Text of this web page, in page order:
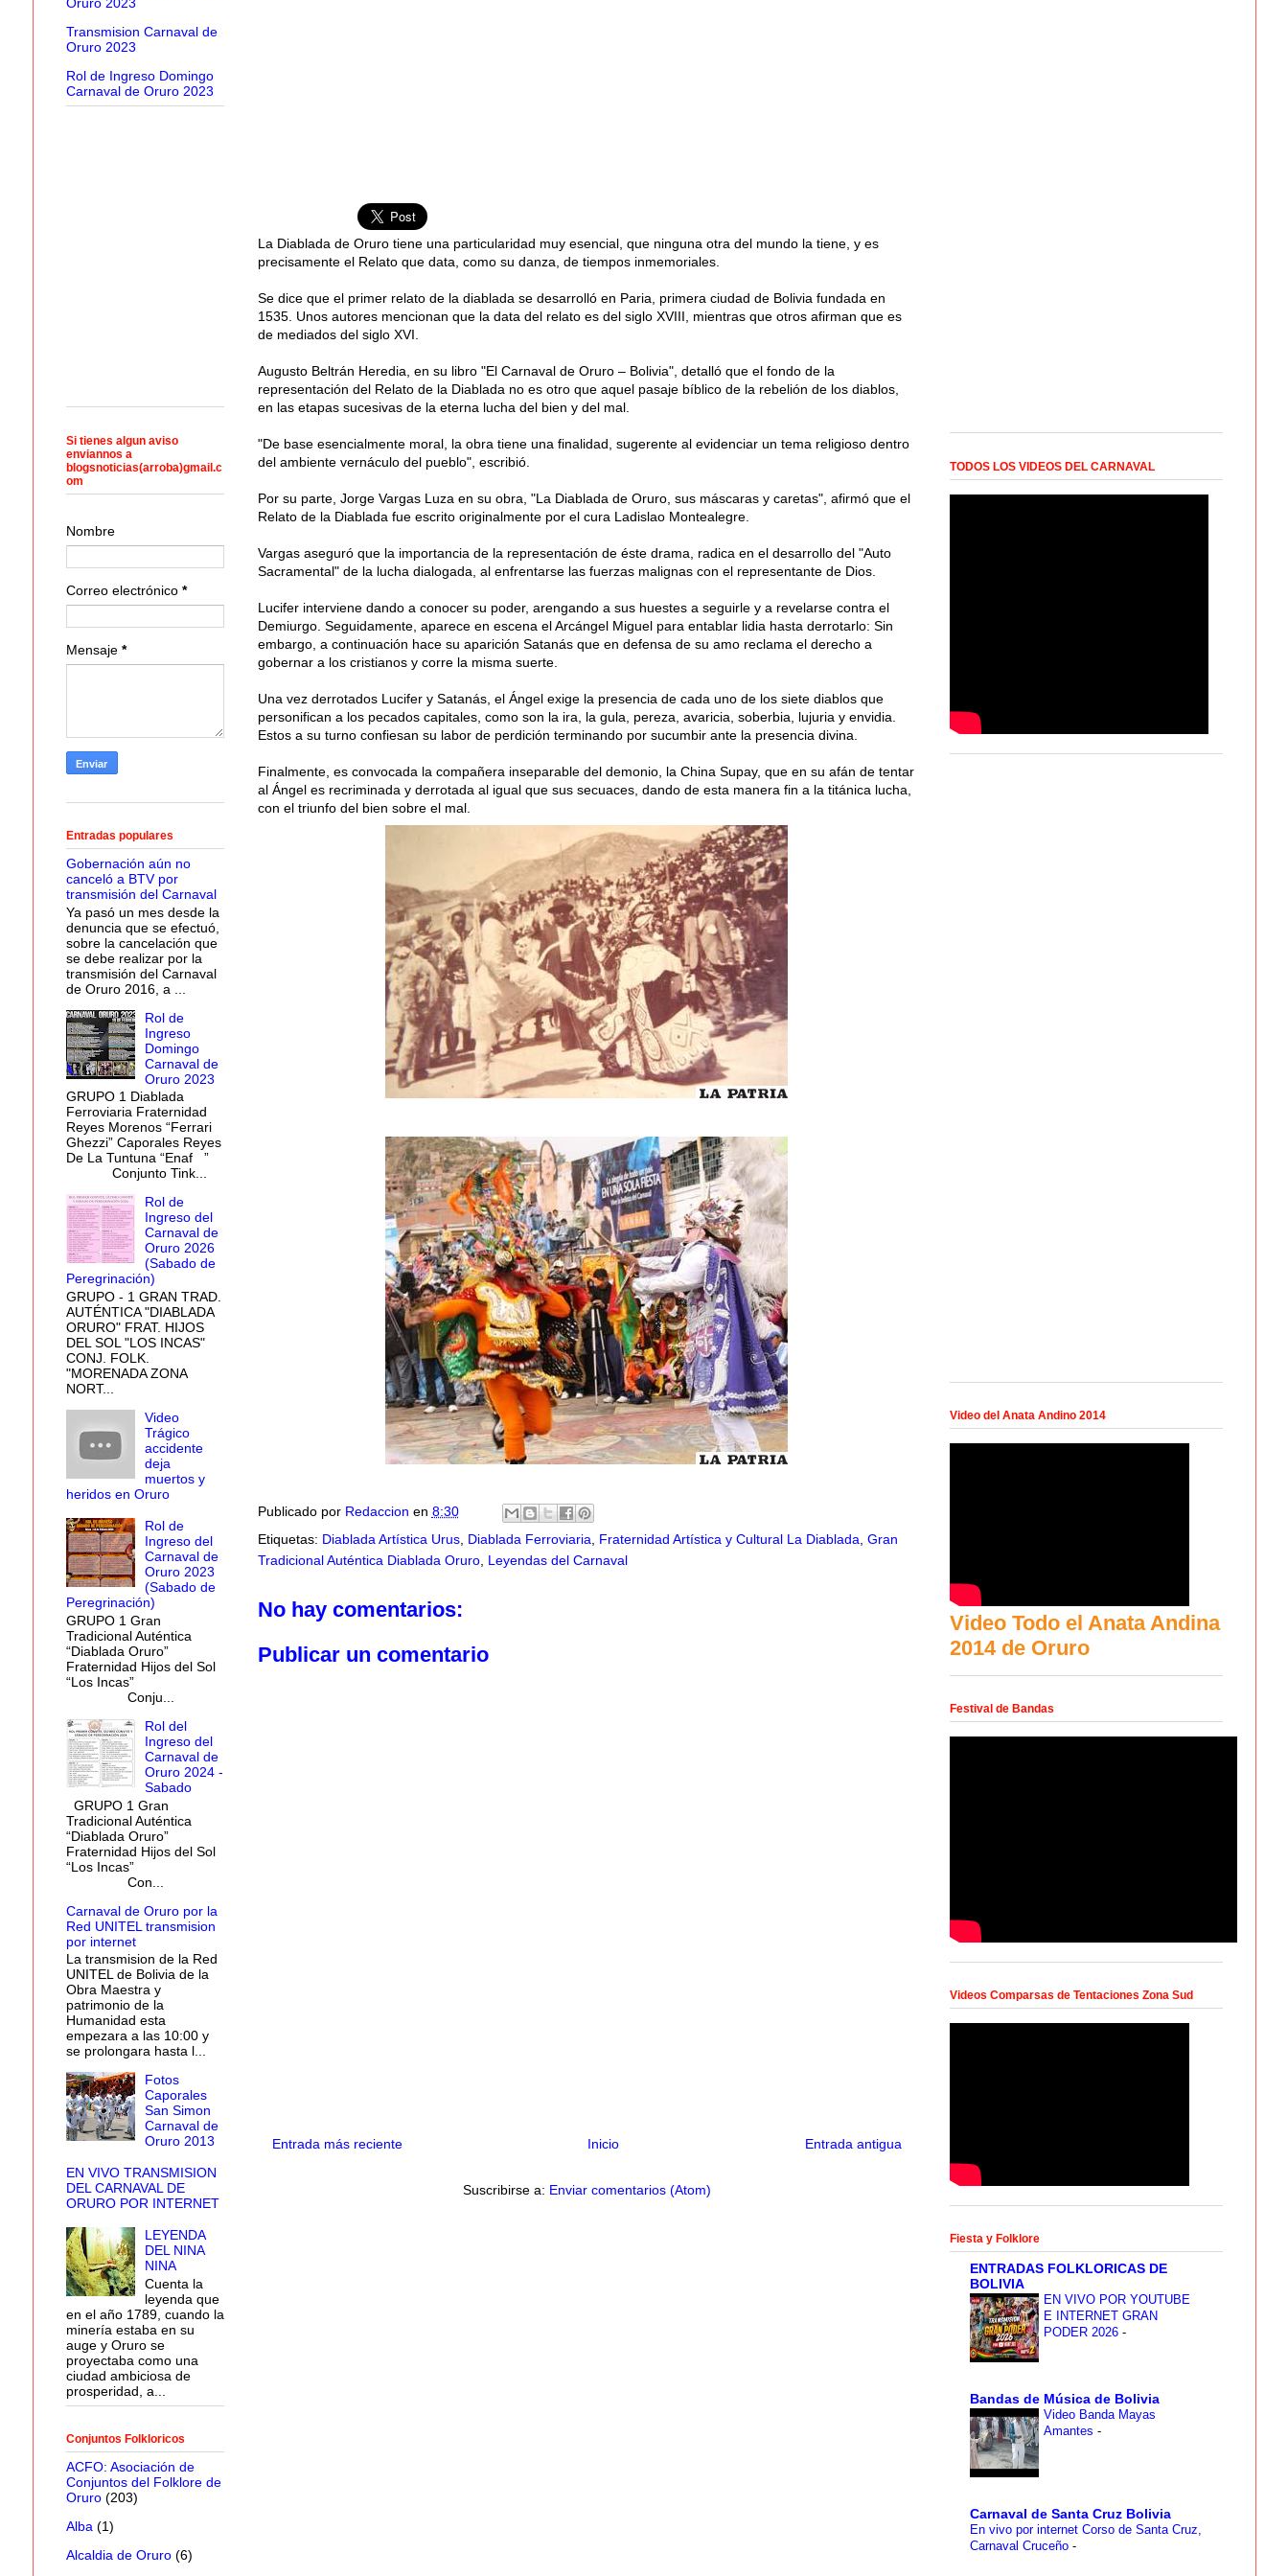
La Diablada de Oruro tiene una particularidad muy esencial, que ninguna otra del mundo la tiene, y es
precisamente el Relato que data, como su danza, de tiempos inmemoriales.
Se dice que el primer relato de la diablada se desarrolló en Paria, primera ciudad de Bolivia fundada en
1535. Unos autores mencionan que la data del relato es del siglo XVIII, mientras que otros afirman que es
de mediados del siglo XVI.
Augusto Beltrán Heredia, en su libro "El Carnaval de Oruro – Bolivia", detalló que el fondo de la
representación del Relato de la Diablada no es otro que aquel pasaje bíblico de la rebelión de los diablos,
en las etapas sucesivas de la eterna lucha del bien y del mal.
"De base esencialmente moral, la obra tiene una finalidad, sugerente al evidenciar un tema religioso dentro
del ambiente vernáculo del pueblo", escribió.
Por su parte, Jorge Vargas Luza en su obra, "La Diablada de Oruro, sus máscaras y caretas", afirmó que el
Relato de la Diablada fue escrito originalmente por el cura Ladislao Montealegre.
Vargas aseguró que la importancia de la representación de éste drama, radica en el desarrollo del "Auto
Sacramental" de la lucha dialogada, al enfrentarse las fuerzas malignas con el representante de Dios.
Lucifer interviene dando a conocer su poder, arengando a sus huestes a seguirle y a revelarse contra el
Demiurgo. Seguidamente, aparece en escena el Arcángel Miguel para entablar lidia hasta derrotarlo: Sin
embargo, a continuación hace su aparición Satanás que en defensa de su amo reclama el derecho a
gobernar a los cristianos y corre la misma suerte.
Una vez derrotados Lucifer y Satanás, el Ángel exige la presencia de cada uno de los siete diablos que
personifican a los pecados capitales, como son la ira, la gula, pereza, avaricia, soberbia, lujuria y envidia.
Estos a su turno confiesan su labor de perdición terminando por sucumbir ante la presencia divina.
Finalmente, es convocada la compañera inseparable del demonio, la China Supay, que en su afán de tentar
al Ángel es recriminada y derrotada al igual que sus secuaces, dando de esta manera fin a la titánica lucha,
con el triunfo del bien sobre el mal.
Publicado por Redaccion en 8:30
Etiquetas: Diablada Artística Urus, Diablada Ferroviaria Fraternidad Artística y Cultural La Diablada Gran
Tradicional Auténtica Diablada Oruro, Leyendas del Carnaval
No hay comentarios:
Publicar un comentario
Entrada más reciente Entrada antigua
Inicio
Suscribirse a: Enviar comentarios (Atom)
Oruro 2023
Transmision Carnaval de
Oruro 2023
Rol de Ingreso Domingo
Carnaval de Oruro 2023
Si tienes algun aviso
enviannos a
blogsnoticias(arroba)gmail.c
om
Nombre
Correo electrónico *
Mensaje *
Entradas populares
Gobernación aún no
canceló a BTV por
transmisión del Carnaval
Ya pasó un mes desde la
denuncia que se efectuó,
sobre la cancelación que
se debe realizar por la
transmisión del Carnaval
de Oruro 2016, a ...
Rol de
Ingreso
Domingo
Carnaval de
Oruro 2023
GRUPO 1 Diablada
Ferroviaria Fraternidad
Reyes Morenos “Ferrari
Ghezzi” Caporales Reyes
De La Tuntuna “Enaf ”
Conjunto Tink...
Rol de
Ingreso del
Carnaval de
Oruro 2026
(Sabado de
Peregrinación)
GRUPO - 1 GRAN TRAD.
AUTÉNTICA "DIABLADA
ORURO" FRAT. HIJOS
DEL SOL "LOS INCAS"
CONJ. FOLK.
"MORENADA ZONA
NORT...
Video
Trágico
accidente
deja
muertos y
heridos en Oruro
Rol de
Ingreso del
Carnaval de
Oruro 2023
(Sabado de
Peregrinación)
GRUPO 1 Gran
Tradicional Auténtica
“Diablada Oruro”
Fraternidad Hijos del Sol
“Los Incas”
Conju...
Rol del
Ingreso del
Carnaval de
Oruro 2024 -
Sabado
GRUPO 1 Gran
Tradicional Auténtica
“Diablada Oruro”
Fraternidad Hijos del Sol
“Los Incas”
Con...
Carnaval de Oruro por la
Red UNITEL transmision
por internet
La transmision de la Red
UNITEL de Bolivia de la
Obra Maestra y
patrimonio de la
Humanidad esta
empezara a las 10:00 y
se prolongara hasta l...
Fotos
Caporales
San Simon
Carnaval de
Oruro 2013
EN VIVO TRANSMISION
DEL CARNAVAL DE
ORURO POR INTERNET
LEYENDA
DEL NINA
NINA
Cuenta la
leyenda que
en el año 1789, cuando la
minería estaba en su
auge y Oruro se
proyectaba como una
ciudad ambiciosa de
prosperidad, a...
Conjuntos Folkloricos
ACFO: Asociación de
Conjuntos del Folklore de
Oruro (203)
Alba (1)
Alcaldia de Oruro (6)
TODOS LOS VIDEOS DEL CARNAVAL
Video del Anata Andino 2014
Video Todo el Anata Andina
2014 de Oruro
Festival de Bandas
Videos Comparsas de Tentaciones Zona Sud
Fiesta y Folklore
ENTRADAS FOLKLORICAS DE
BOLIVIA
EN VIVO POR YOUTUBE
E INTERNET GRAN
PODER 2026 -
Bandas de Música de Bolivia
Video Banda Mayas
Amantes -
Carnaval de Santa Cruz Bolivia
En vivo por internet Corso de Santa Cruz,
Carnaval Cruceño -